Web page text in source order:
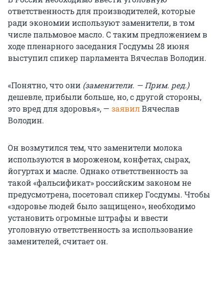
ответственность для производителей, которые
ради экономии используют заменители, в том
числе пальмовое масло. С таким предложением в
ходе пленарного заседания Госдумы 28 июня
выступил спикер парламента Вячеслав Володин.
«Понятно, что они (заменители. — Прим. ред.)
дешевле, прибыли больше, но, с другой стороны,
это вред для здоровья», — заявилВячеслав
Володин.
Он возмутился тем, что заменители молока
используются в мороженом, конфетах, сырах,
йогуртах и масле. Однако ответственность за
такой «фальсификат» российским законом не
предусмотрена, посетовал спикер Госдумы. Чтобы
«здоровье людей было защищено», необходимо
установить огромные штрафы и ввести
уголовную ответственность за использование
заменителей, считает он.